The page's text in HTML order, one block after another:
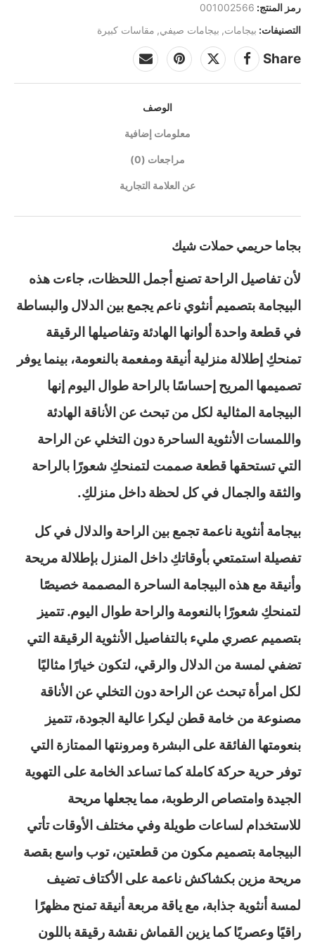
رمز المنتج: 001002566
التصنيفات: بيجامات, بيجامات صيفي, مقاسات كبيرة
Share
الوصف
معلومات إضافية
مراجعات (0)
عن العلامة التجارية
بجاما حريمي حملات شيك
لأن تفاصيل الراحة تصنع أجمل اللحظات، جاءت هذه
البيجامة بتصميم أنثوي ناعم يجمع بين الدلال والبساطة
في قطعة واحدة ألوانها الهادئة وتفاصيلها الرقيقة
تمنحكِ إطلالة منزلية أنيقة ومفعمة بالنعومة، بينما يوفر
تصميمها المريح إحساسًا بالراحة طوال اليوم إنها
البيجامة المثالية لكل من تبحث عن الأناقة الهادئة
واللمسات الأنثوية الساحرة دون التخلي عن الراحة
التي تستحقها قطعة صممت لتمنحكِ شعورًا بالراحة
والثقة والجمال في كل لحظة داخل منزلكِ.
بيجامة أنثوية ناعمة تجمع بين الراحة والدلال في كل
تفصيلة استمتعي بأوقاتكِ داخل المنزل بإطلالة مريحة
وأنيقة مع هذه البيجامة الساحرة المصممة خصيصًا
لتمنحكِ شعورًا بالنعومة والراحة طوال اليوم. تتميز
بتصميم عصري مليء بالتفاصيل الأنثوية الرقيقة التي
تضفي لمسة من الدلال والرقي، لتكون خيارًا مثاليًا
لكل امرأة تبحث عن الراحة دون التخلي عن الأناقة
مصنوعة من خامة قطن ليكرا عالية الجودة، تتميز
بنعومتها الفائقة على البشرة ومرونتها الممتازة التي
توفر حرية حركة كاملة كما تساعد الخامة على التهوية
الجيدة وامتصاص الرطوبة، مما يجعلها مريحة
للاستخدام لساعات طويلة وفي مختلف الأوقات تأتي
البيجامة بتصميم مكون من قطعتين، توب واسع بقصة
مريحة مزين بكشاكش ناعمة على الأكتاف تضيف
لمسة أنثوية جذابة، مع ياقة مربعة أنيقة تمنح مظهرًا
راقيًا وعصريًا كما يزين القماش نقشة رقيقة باللون